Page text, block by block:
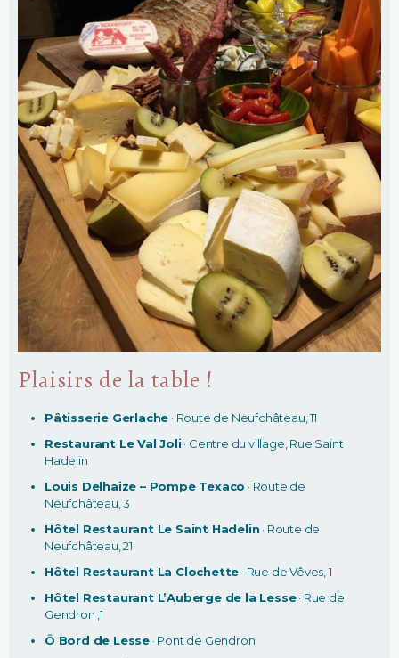
Plaisirs de la table !
Pâtisserie Gerlache · Route de Neufchâteau, 11
Restaurant Le Val Joli · Centre du village, Rue Saint
Hadelin
Louis Delhaize – Pompe Texaco · Route de
Neufchâteau, 3
Hôtel Restaurant Le Saint Hadelin · Route de
Neufchâteau, 21
Hôtel Restaurant La Clochette · Rue de Vêves, 1
Hôtel Restaurant L’Auberge de la Lesse· Rue de
Gendron ,1
Ô Bord de Lesse · Pont de Gendron